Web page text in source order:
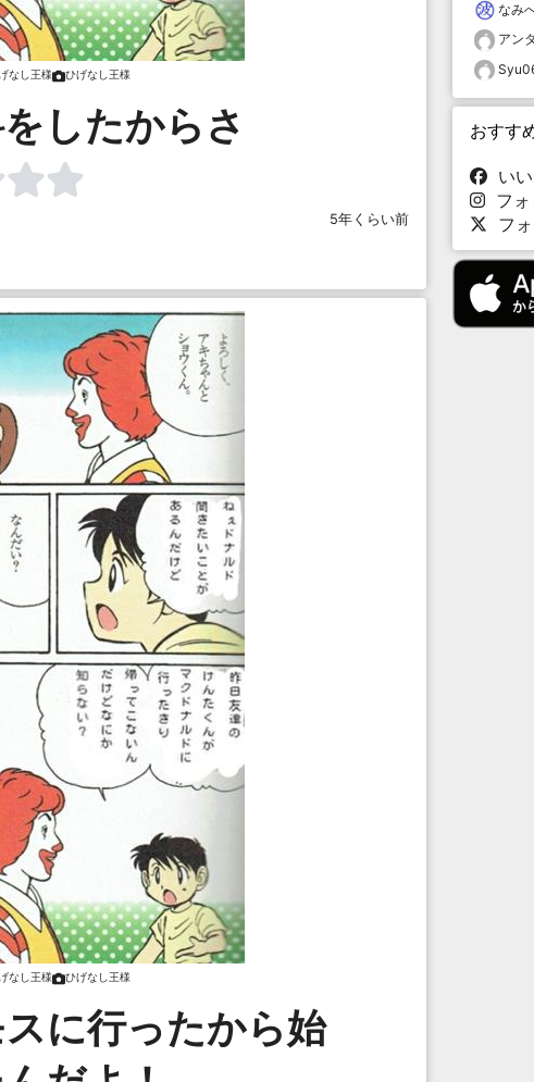
なし王様 ひげなし王様
したからさ
5年くらい前
なし王様 ひげなし王様
に行ったから始
なみ
アン
おすす
い
フ
フ